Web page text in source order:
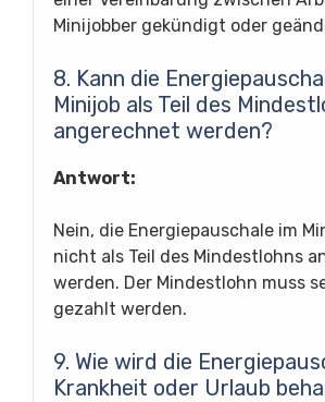
Minijobber gekündigt oder
8. Kann die
Minijob als Teil des
angerechnet werden?
Antwort:
Nein, die Energiepauschale im
nicht als Teil des Mindestlohns
werden. Der Mindestlohn muss
gezahlt werden.
9. Wie wird die
Krankheit oder Urlaub